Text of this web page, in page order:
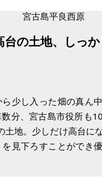
価格としました） ※家を建て
別途かかります
の土地、しっ
少し入った畑の真ん
分、宮古島市役所も
地。少しだけ高台に
見下ろすことができ